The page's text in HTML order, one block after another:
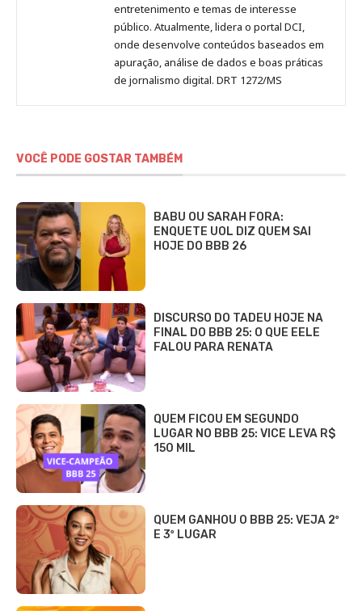
entretenimento e temas de interesse
público. Atualmente, lidera o portal DCI,
onde desenvolve conteúdos baseados em
apuração, análise de dados e boas práticas
de jornalismo digital. DRT 1272/MS
VOCÊ PODE GOSTAR TAMBÉM
BABU OU SARAH FORA:
ENQUETE UOL DIZ QUEM SAI
HOJE DO BBB 26
DISCURSO DO TADEU HOJE NA
FINAL DO BBB 25: O QUE EELE
FALOU PARA RENATA
QUEM FICOU EM SEGUNDO
LUGAR NO BBB 25: VICE LEVA R$
150 MIL
QUEM GANHOU O BBB 25: VEJA 2º
E 3º LUGAR